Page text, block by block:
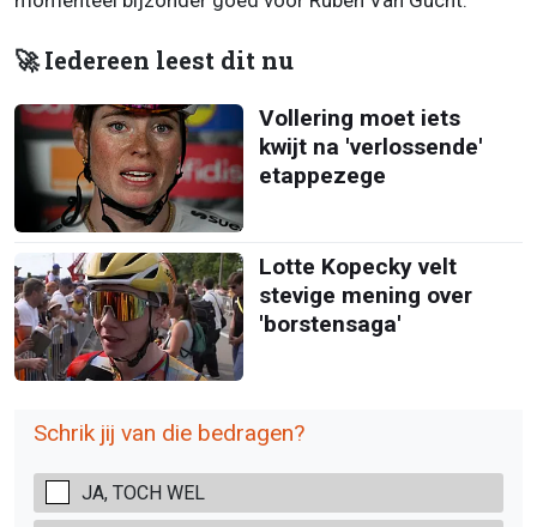
🚀 Iedereen leest dit nu
Vollering moet iets
kwijt na 'verlossende'
etappezege
Lotte Kopecky velt
stevige mening over
'borstensaga'
Schrik jij van die bedragen?
JA, TOCH WEL